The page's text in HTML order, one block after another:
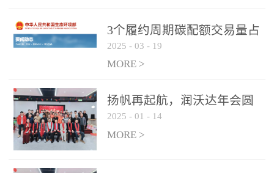
控制系统
3个履约周期碳配额交易量占
全国1/4 山东省碳排放强度持
续降低
2025 - 03 - 19
MORE >
扬帆再起航，润沃达年会圆
满结束！
2025 - 01 - 14
MORE >